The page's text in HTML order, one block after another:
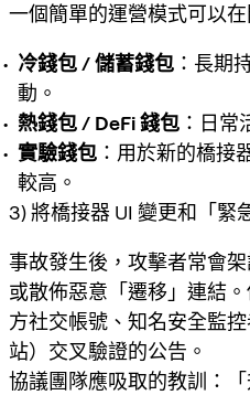
一個簡單的運營模式可以
冷錢包 / 儲蓄錢包 ：長期
動。
熱錢包 / DeFi 錢包 ：日常
實驗錢包 ：用於新的橋接
較高。
3) 將橋接器 UI 變更和「緊
事故發生後，攻擊者常會
或散佈惡意「遷移」連結
方社交帳號、知名安全監
站）交叉驗證的公告。
協議團隊應吸取的教訓：